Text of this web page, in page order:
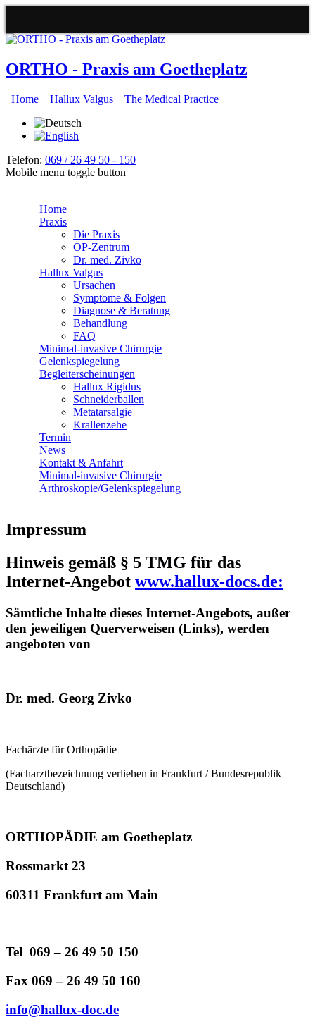
ORTHO - Praxis am Goetheplatz
Hauptmenü
Home Hallux Valgus The Medical Practice
Telefon: 069 / 26 49 50 - 150
Mobile menu toggle button
Home
Praxis
Die Praxis
OP-Zentrum
Dr. med. Zivko
Hallux Valgus
Ursachen
Symptome & Folgen
Diagnose & Beratung
Behandlung
FAQ
Minimal-invasive Chirurgie
Gelenkspiegelung
Begleiterscheinungen
Hallux Rigidus
Schneiderballen
Metatarsalgie
Krallenzehe
Termin
News
Kontakt & Anfahrt
Minimal-invasive Chirurgie
Arthroskopie/Gelenkspiegelung
Impressum
Hinweis gemäß § 5 TMG für das
Internet-Angebot www.hallux-docs.de:
Sämtliche Inhalte dieses Internet-Angebots, außer
den jeweiligen Querverweisen (Links), werden
angeboten von
Dr. med. Georg Zivko
Fachärzte für Orthopädie
(Facharztbezeichnung verliehen in Frankfurt / Bundesrepublik
Deutschland)
ORTHOPÄDIE am Goetheplatz
Rossmarkt 23
60311 Frankfurt am Main
Tel 069 – 26 49 50 150
Fax 069 – 26 49 50 160
info@hallux-doc.de